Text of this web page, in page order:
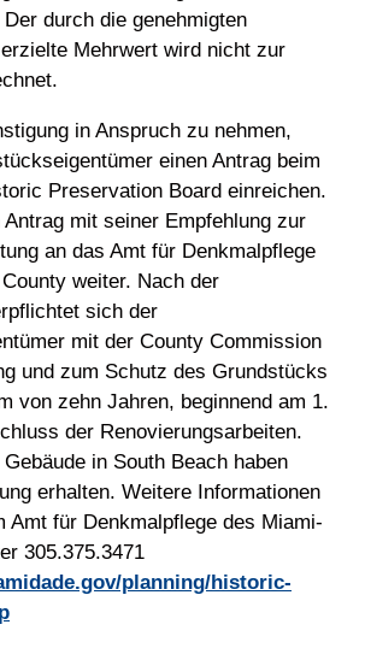
durch die genehmigten
Mehrwert wird nicht zur
in Anspruch zu nehmen,
einen Antrag beim
Preservation Board einreichen.
mit seiner Empfehlung zur
an das Amt für Denkmalpflege
weiter. Nach der
sich der
mit der County Commission
und zum Schutz des Grundstücks
von zehn Jahren, beginnend am 1.
der Renovierungsarbeiten.
in South Beach haben
erhalten. Weitere Informationen
Amt für Denkmalpflege des Miami-
305.375.3471
planning/historic-